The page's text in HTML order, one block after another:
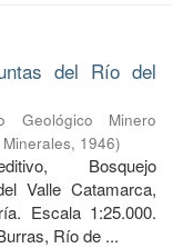
del Río del
Geológico Minero
, 1946)
Bosquejo
Valle Catamarca,
Escala 1:25.000.
Río de ...